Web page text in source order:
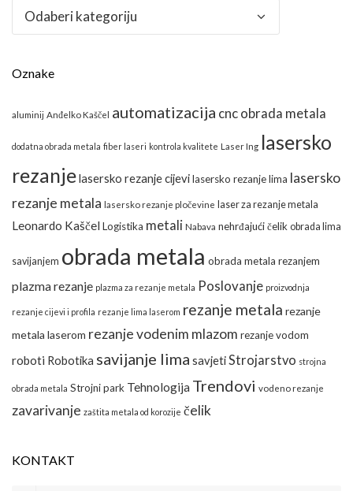
Kategorije
Oznake
aluminij Anđelko Kaščel automatizacija cnc obrada metala
dodatna obrada metala fiber laseri kontrola kvalitete Laser Ing lasersko
rezanjelasersko rezanje cijevilasersko rezanje lima lasersko
rezanje metala lasersko rezanje pločevine laser za rezanje metala
Leonardo Kaščel Logistika metali Nabava nehrđajući čelik obrada lima
savijanjem obrada metala obrada metala rezanjem
plazma rezanje plazma za rezanje metala Poslovanje proizvodnja
rezanje cijevi i profila rezanje lima laserom rezanje metala rezanje
metala laserom rezanje vodenim mlazom rezanje vodom
roboti Robotika savijanje lima savjetiStrojarstvo strojna
obrada metala Strojni park Tehnologija Trendovi vodeno rezanje
zavarivanje zaštita metala od korozije čelik
KONTAKT